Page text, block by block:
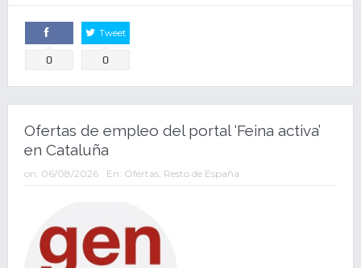
Comparte
0
Tweet
0
Ofertas de empleo del portal ‘Feina activa’
en Cataluña
on: 06/08/2026 En: Ofertas, Resto de España